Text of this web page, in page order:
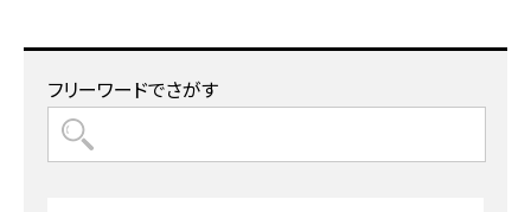
フリーワードでさがす